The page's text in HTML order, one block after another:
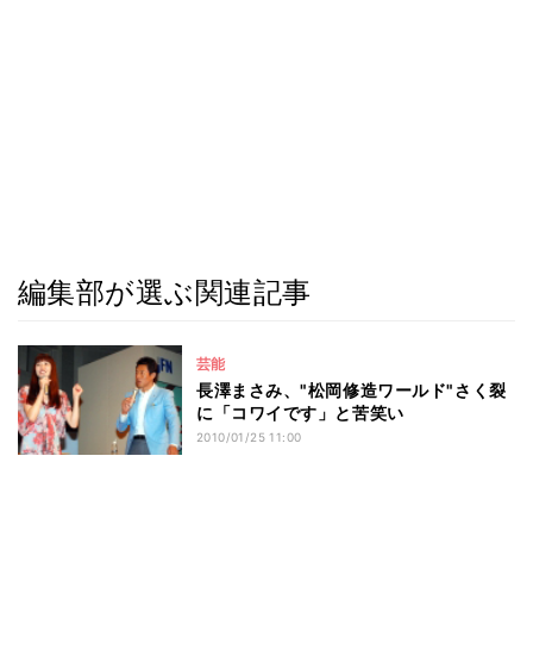
編集部が選ぶ関連記事
芸能
長澤まさみ、"松岡修造ワールド"さく裂
に「コワイです」と苦笑い
2010/01/25 11:00